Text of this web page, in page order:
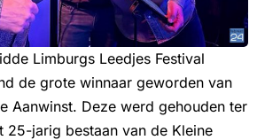
Limburgs Leedjes Festival
de grote winnaar geworden van
Aanwinst. Deze werd gehouden ter
25-jarig bestaan van de Kleine